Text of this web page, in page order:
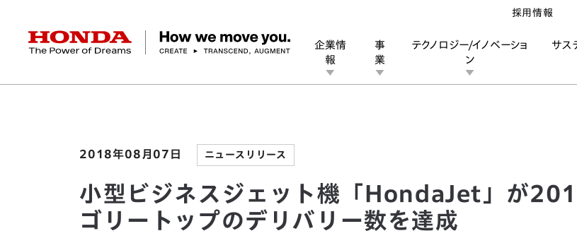
HONDA The Power of Dreams
企業情
報
社長メッセージ 経営方針 会社概要 ヒストリー
事
業
バイク パワープロダクツ マリン その他事業
テクノロジー/イノベーショ
ン
テクノロジー デザイン オープンイノベーション
サス
ESGレポート Honda Report 環境 社会 ガバナンス
IR資料室 財務・業績情報 株式・債券情報
ニュースルーム
Discover Honda
採用情報
小型ビジネスジェット機「HondaJet」が2018年上半期でカテゴリートップのデリ
2018年08月07日 ニュースリリース
小型ビジネスジェット機「HondaJet」が
ゴリートップのデリバリー数を達成